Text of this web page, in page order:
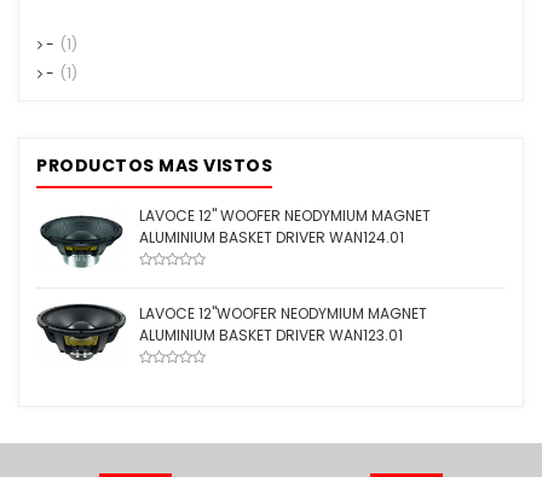
- (1)
- (1)
PRODUCTOS MAS VISTOS
LAVOCE 12" WOOFER NEODYMIUM MAGNET
ALUMINIUM BASKET DRIVER WAN124.01
LAVOCE 12"WOOFER NEODYMIUM MAGNET
ALUMINIUM BASKET DRIVER WAN123.01